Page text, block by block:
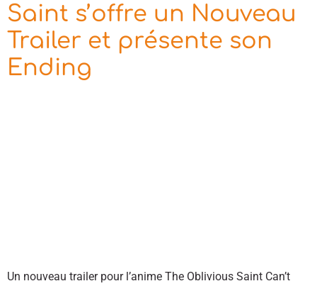
Saint s’offre un Nouveau
Trailer et présente son
Ending
Un nouveau trailer pour l’anime The Oblivious Saint Can’t